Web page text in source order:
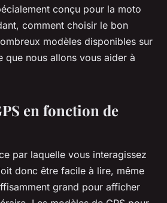
conçu pour la moto
comment choisir le bon
modèles disponibles sur
que nous allons vous aider à
en fonction de
par laquelle vous interagissez
donc être facile à lire, même
grand pour afficher